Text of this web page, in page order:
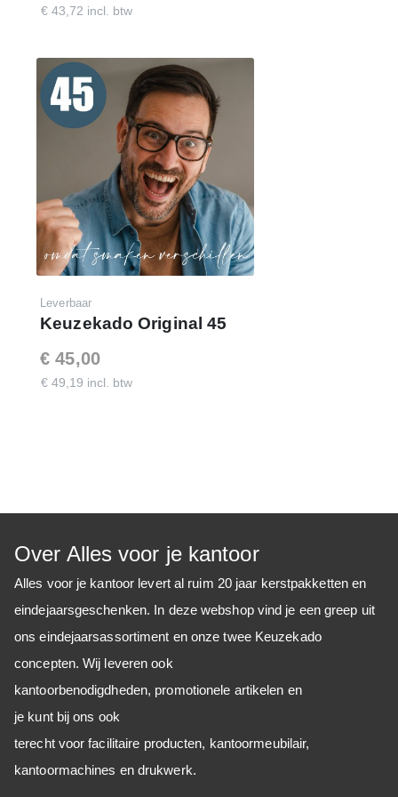
€ 43,72 incl. btw
Leverbaar
Keuzekado Original 45
€ 45,00
€ 49,19 incl. btw
Over Alles voor je kantoor
Alles voor je kantoor levert al ruim 20 jaar kerstpakketten en
eindejaarsgeschenken. In deze webshop vind je een greep uit
ons eindejaarsassortiment en onze twee Keuzekado
concepten. Wij leveren ook
kantoorbenodigdheden, promotionele artikelen en
je kunt bij ons ook
terecht voor facilitaire producten, kantoormeubilair,
kantoormachines en drukwerk.